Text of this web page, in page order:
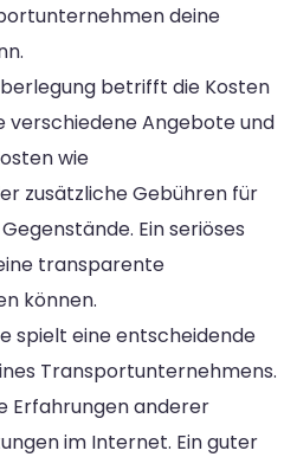
deine
betrifft die Kosten
verschiedene Angebote und
wie
zusätzliche Gebühren für
Ein seriöses
transparente
können.
spielt eine entscheidende
Transportunternehmens.
Erfahrungen anderer
im Internet. Ein guter